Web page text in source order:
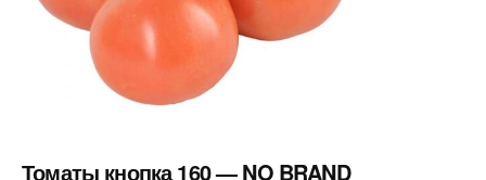
Томаты кнопка 160 — NO BRAND